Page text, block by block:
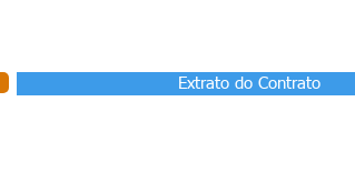
Extrato do Contrato